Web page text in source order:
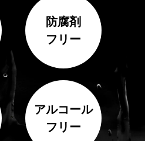
防腐剤
フリー
アルコール
フリー